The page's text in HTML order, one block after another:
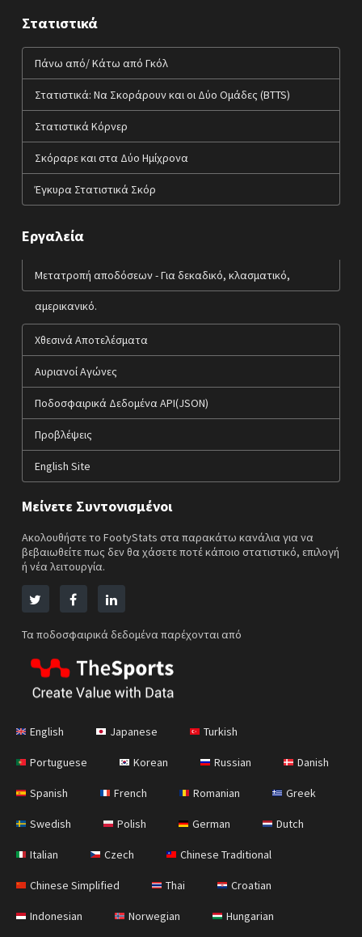
Στατιστικά
Πάνω από/ Κάτω από Γκόλ
Στατιστικά: Να Σκοράρουν και οι Δύο Ομάδες (BTTS)
Στατιστικά Κόρνερ
Σκόραρε και στα Δύο Ημίχρονα
Έγκυρα Στατιστικά Σκόρ
Εργαλεία
Μετατροπή αποδόσεων - Για δεκαδικό, κλασματικό,
αμερικανικό.
Χθεσινά Αποτελέσματα
Αυριανοί Αγώνες
Ποδοσφαιρικά Δεδομένα API(JSON)
Προβλέψεις
English Site
Μείνετε Συντονισμένοι
Ακολουθήστε το FootyStats στα παρακάτω κανάλια για να
βεβαιωθείτε πως δεν θα χάσετε ποτέ κάποιο στατιστικό, επιλογή
ή νέα λειτουργία.
Τα ποδοσφαιρικά δεδομένα παρέχονται από
English Japanese Turkish
Portuguese Korean Russian Danish
Spanish French Romanian Greek
Swedish Polish German Dutch
Italian Czech Chinese Traditional
Chinese Simplified Thai Croatian
Indonesian Norwegian Hungarian